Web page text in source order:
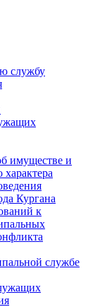
службу
имуществе и
характера
Кургана
к
службе